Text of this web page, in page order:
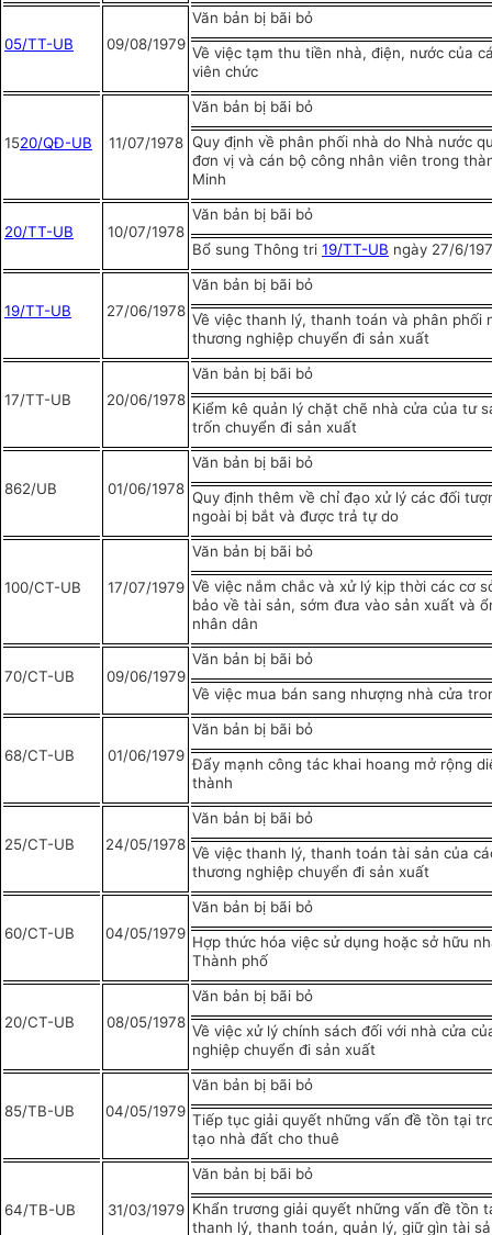
05/TT-UB 09/08/1979
Văn bản bị bãi bỏ
Về việc tạm thu tiền nhà, điện, nước của
viên chức
1520/QĐ-UB 11/07/1978
Văn bản bị bãi bỏ
Quy định về phân phối nhà do Nhà nước
đơn vị và cán bộ công nhân viên trong
Minh
20/TT-UB 10/07/1978
Văn bản bị bãi bỏ
Bổ sung Thông tri 19/TT-UB ngày 27/6/
19/TT-UB 27/06/1978
Văn bản bị bãi bỏ
Về việc thanh lý, thanh toán và phân phối
thương nghiệp chuyển đi sản xuất
17/TT-UB 20/06/1978
Văn bản bị bãi bỏ
Kiểm kê quản lý chặt chẽ nhà cửa của tư
trốn chuyển đi sản xuất
862/UB 01/06/1978
Văn bản bị bãi bỏ
Quy định thêm về chỉ đạo xử lý các đối
ngoài bị bắt và được trả tự do
100/CT-UB 17/07/1979
Văn bản bị bãi bỏ
Về việc nắm chắc và xử lý kịp thời các cơ
bảo về tài sản, sớm đưa vào sản xuất và
nhân dân
70/CT-UB 09/06/1979
Văn bản bị bãi bỏ
Về việc mua bán sang nhượng nhà cửa
68/CT-UB 01/06/1979
Văn bản bị bãi bỏ
Đẩy mạnh công tác khai hoang mở rộng
thành
25/CT-UB 24/05/1978
Văn bản bị bãi bỏ
Về việc thanh lý, thanh toán tài sản của
thương nghiệp chuyển đi sản xuất
60/CT-UB 04/05/1979
Văn bản bị bãi bỏ
Hợp thức hóa việc sử dụng hoặc sở hữu
Thành phố
20/CT-UB 08/05/1978
Văn bản bị bãi bỏ
Về việc xử lý chính sách đối với nhà cửa
nghiệp chuyển đi sản xuất
85/TB-UB 04/05/1979
Văn bản bị bãi bỏ
Tiếp tục giải quyết những vấn đề tồn tại
tạo nhà đất cho thuê
64/TB-UB 31/03/1979
Văn bản bị bãi bỏ
Khẩn trương giải quyết những vấn đề tồn
thanh lý, thanh toán, quản lý, giữ gìn tài